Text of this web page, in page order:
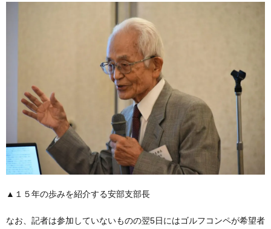
▲１５年の歩みを紹介する安部支部長
なお、記者は参加していないものの翌5日にはゴルフコンペが希望者